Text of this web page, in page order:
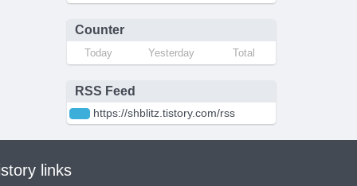
Counter
Today Yesterday Total
RSS Feed
https://shblitz.tistory.com/rss
links